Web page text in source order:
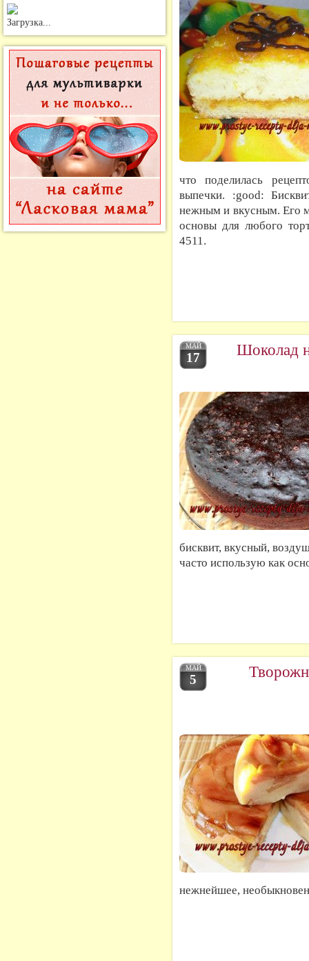
Загрузка...
что поделилась
выпечки. :good:
нежным и вкусным. Его
основы для любого
4511.
МАЙ
17 Шоколад
бисквит, вкусный,
часто использую как
МАЙ
5
нежнейшее,